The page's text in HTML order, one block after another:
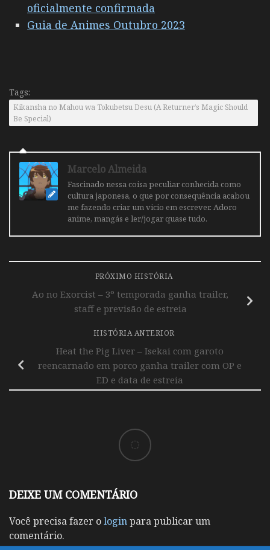
oficialmente confirmada
Guia de Animes Outubro 2023
Tags:
Kikansha no Mahou wa Tokubetsu Desu (A Returner’s Magic Should
Be Special)
Marcelo Almeida
Fascinado nessa coisa peculiar conhecida como
cultura japonesa, o que por consequência acabou
me fazendo criar um vicio em escrever. Adoro
anime, mangás e ler/jogar quase tudo.
PRÓXIMO HISTÓRIA
Ao no Exorcist – 3º temporada ganha trailer,
staff e previsão de estreia
HISTÓRIA ANTERIOR
Heat the Pig Liver – Isekai com garoto
reencarnado em porco ganha trailer com OP e
ED e data de estreia
DEIXE UM COMENTÁRIO
Você precisa fazer ologinpara publicar um
comentário.